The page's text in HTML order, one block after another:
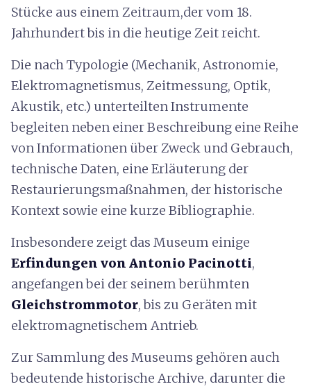
Stücke aus einem Zeitraum,der vom 18.
Jahrhundert bis in die heutige Zeit reicht.
Die nach Typologie (Mechanik, Astronomie,
Elektromagnetismus, Zeitmessung, Optik,
Akustik, etc.) unterteilten Instrumente
begleiten neben einer Beschreibung eine Reihe
von Informationen über Zweck und Gebrauch,
technische Daten, eine Erläuterung der
Restaurierungsmaßnahmen, der historische
Kontext sowie eine kurze Bibliographie.
Insbesondere zeigt das Museum einige
Erfindungen von Antonio Pacinotti,
angefangen bei der seinem berühmten
Gleichstrommotor, bis zu Geräten mit
elektromagnetischem Antrieb.
Zur Sammlung des Museums gehören auch
bedeutende historische Archive, darunter die